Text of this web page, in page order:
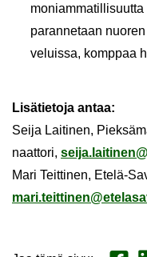
pa­ran­ne­taan
ve­luis­sa, komp­paa
Li­sä­tie­to­ja antaa:
Seija Lai­ti­nen,
naat­to­ri,
Mari Teit­ti­nen, Etelä-​